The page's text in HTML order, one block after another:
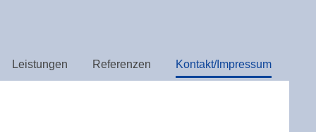
Leistungen Referenzen Kontakt/Impressum